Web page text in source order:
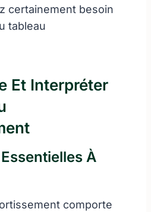
certainement besoin
tableau
Et Interpréter
À
comporte